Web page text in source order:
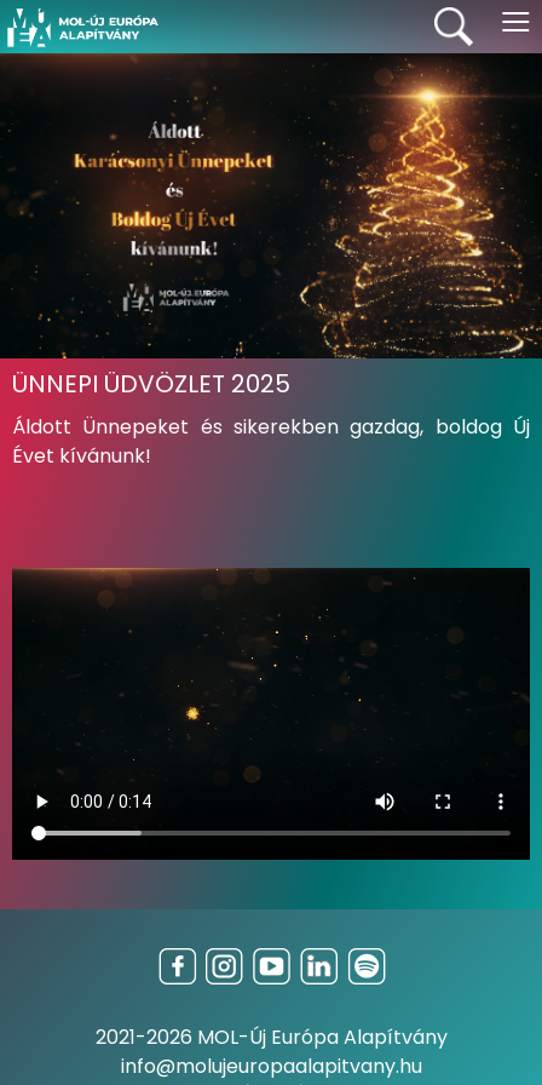
≡
ÜNNEPI ÜDVÖZLET 2025
Áldott Ünnepeket és sikerekben gazdag, boldog Új
Évet kívánunk!
2021-2026 MOL-Új Európa Alapítvány
info@molujeuropaalapitvany.hu